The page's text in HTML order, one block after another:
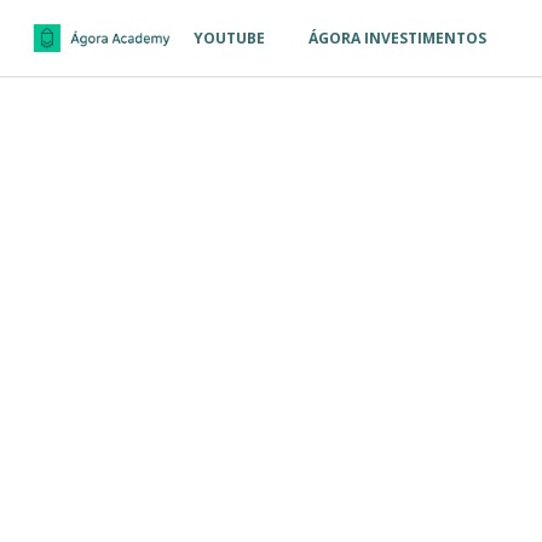
YOUTUBE ÁGORA INVESTIMENTOS